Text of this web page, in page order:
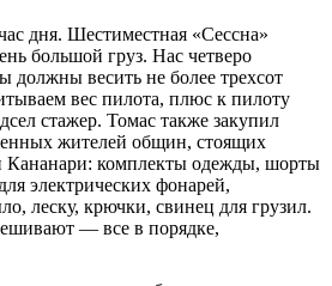
дня. Шестиместная «Сессна»
большой груз. Нас четверо
должны весить не более трехсот
вес пилота, плюс к пилоту
стажер. Томас также закупил
жителей общин, стоящих
Кананари: комплекты одежды, шорты
электрических фонарей,
леску, крючки, свинец для грузил.
— все в порядке,